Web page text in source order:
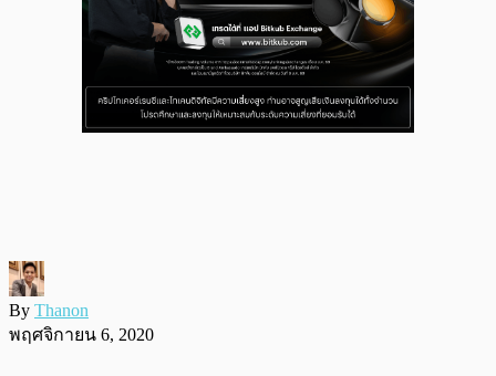
By Thanon
พฤศจิกายน 6, 2020